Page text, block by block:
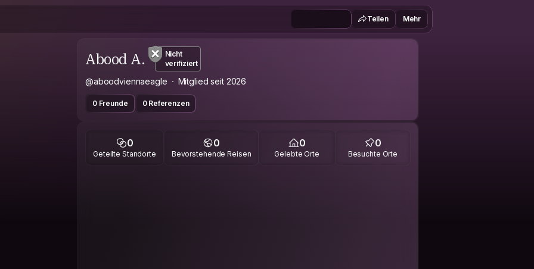
Teilen Mehr
Abood A.
Nicht
verifiziert
@aboodviennaeagle Mitglied seit 2026
0 Freunde 0 Referenzen
0
Geteilte Standorte
0
Bevorstehende Reisen
0
Gelebte Orte
0
Besuchte Orte